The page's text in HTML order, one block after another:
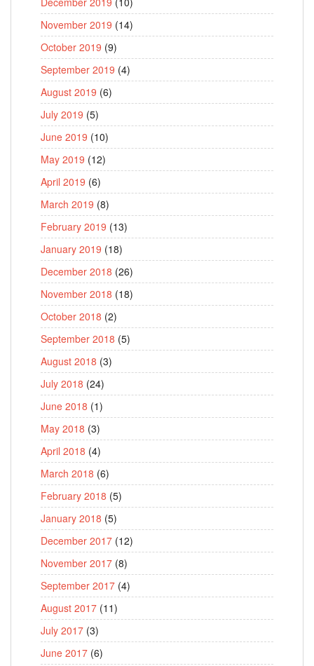
November 2019 (14)
October 2019 (9)
September 2019 (4)
August 2019 (6)
July 2019 (5)
June 2019 (10)
May 2019 (12)
April 2019 (6)
March 2019 (8)
February 2019 (13)
January 2019 (18)
December 2018 (26)
November 2018 (18)
October 2018 (2)
September 2018 (5)
August 2018 (3)
July 2018 (24)
June 2018 (1)
May 2018 (3)
April 2018 (4)
March 2018 (6)
February 2018 (5)
January 2018 (5)
December 2017 (12)
November 2017 (8)
September 2017 (4)
August 2017 (11)
July 2017 (3)
June 2017 (6)